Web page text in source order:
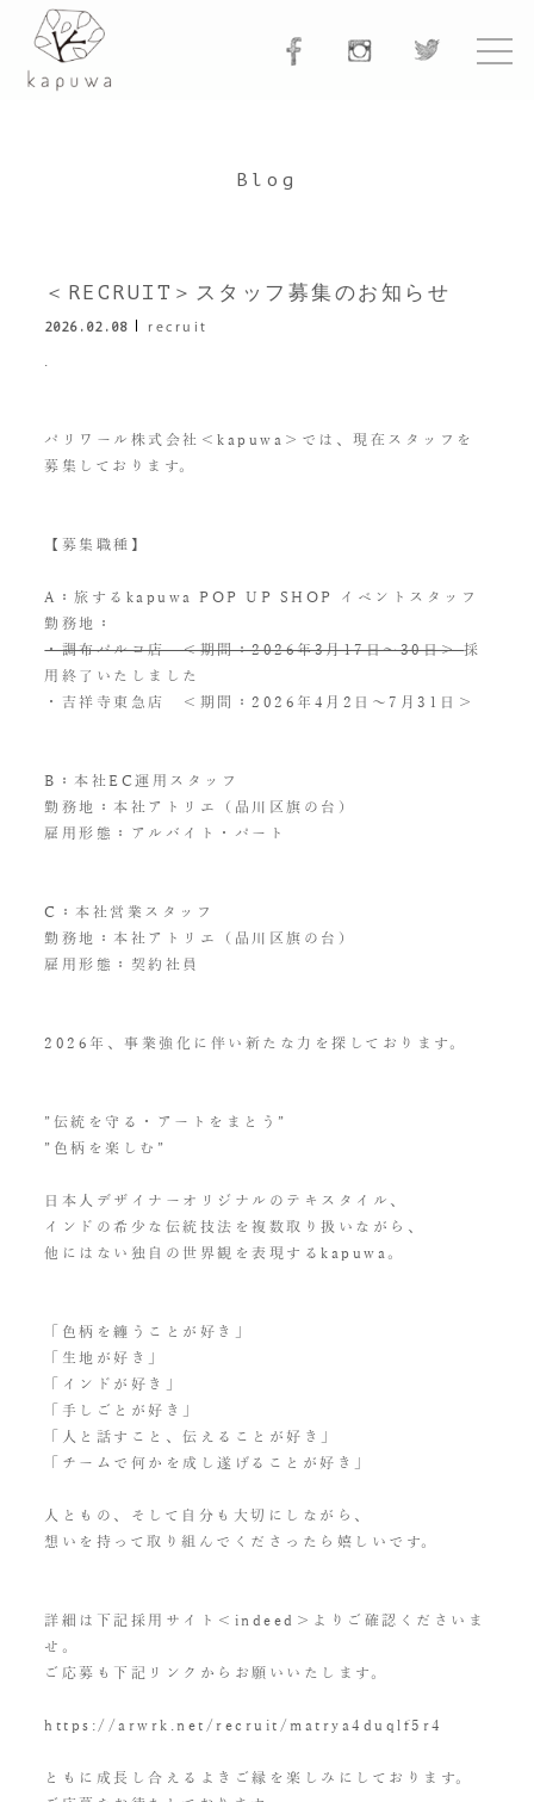
Blog
＜RECRUIT＞スタッフ募集のお知らせ
2026.02.08 recruit
.
パリワール株式会社＜kapuwa＞では、現在スタッフを
募集しております。
【募集職種】
A：旅するkapuwa POP UP SHOP イベントスタッフ
勤務地：
・調布パルコ店 ＜期間：2026年3月17日〜30日＞採
用終了いたしました
・吉祥寺東急店 ＜期間：2026年4月2日〜7月31日＞
B：本社EC運用スタッフ
勤務地：本社アトリエ（品川区旗の台）
雇用形態：アルバイト・パート
C：本社営業スタッフ
勤務地：本社アトリエ（品川区旗の台）
雇用形態：契約社員
2026年、事業強化に伴い新たな力を探しております。
”伝統を守る・アートをまとう”
”色柄を楽しむ”
日本人デザイナーオリジナルのテキスタイル、
インドの希少な伝統技法を複数取り扱いながら、
他にはない独自の世界観を表現するkapuwa。
「色柄を纏うことが好き」
「生地が好き」
「インドが好き」
「手しごとが好き」
「人と話すこと、伝えることが好き」
「チームで何かを成し遂げることが好き」
人ともの、そして自分も大切にしながら、
想いを持って取り組んでくださったら嬉しいです。
詳細は下記採用サイト＜indeed＞よりご確認くださいま
せ。
ご応募も下記リンクからお願いいたします。
https://arwrk.net/recruit/matrya4duqlf5r4
ともに成長し合えるよきご縁を楽しみにしております。